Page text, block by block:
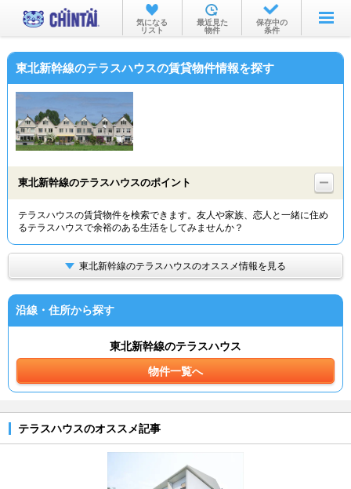
お部屋を探す
沿線・駅から
物件特集から
TOP
気になる
リスト
最近見た
物件
保存中の
条件
東北新幹線のテラスハウスの賃貸物件情報を探す
東北新幹線のテラスハウスのポイント
テラスハウスの賃貸物件を検索できます。友人や家族、恋人と一緒に住め
るテラスハウスで余裕のある生活をしてみませんか？
東北新幹線のテラスハウスのオススメ情報を見る
沿線・住所から探す
東北新幹線のテラスハウス
物件一覧へ
テラスハウスのオススメ記事